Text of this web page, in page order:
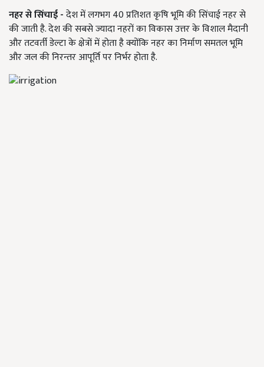
नहर से सिंचाई -देश में लगभग 40 प्रतिशत कृषि भूमि की सिंचाई नहर से
की जाती है. देश की सबसे ज्यादा नहरों का विकास उत्तर के विशाल मैदानी
और तटवर्ती डेल्टा के क्षेत्रों में होता है क्योंकि नहर का निर्माण समतल भूमि
और जल की निरन्तर आपूर्ति पर निर्भर होता है.